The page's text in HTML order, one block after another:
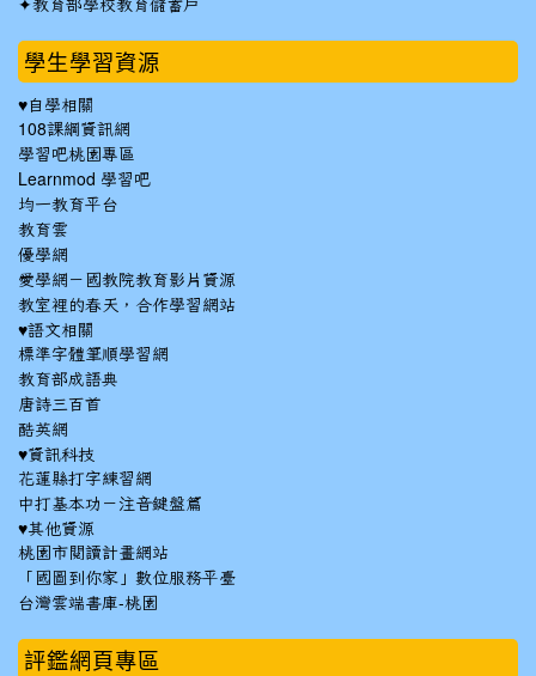
教育部學校教育儲蓄戶
學生學習資源
♥自學相關
108課綱資訊網
學習吧桃園專區
Learnmod 學習吧
均一教育平台
教育雲
優學網
愛學網－國教院教育影片資源
教室裡的春天，合作學習網站
♥語文相關
標準字體筆順學習網
教育部成語典
唐詩三百首
酷英網
♥資訊科技
花蓮縣打字練習網
中打基本功－注音鍵盤篇
♥其他資源
桃園市閱讀計畫網站
「國圖到你家」數位服務平臺
台灣雲端書庫-桃園
::: 評鑑網頁專區